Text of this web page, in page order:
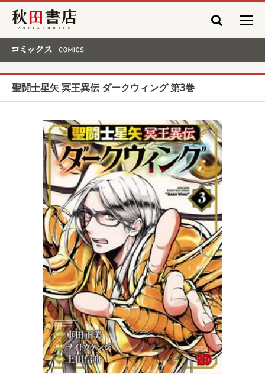
秋田書店
聖闘士星矢 冥王異伝 ダークウィング 第3巻